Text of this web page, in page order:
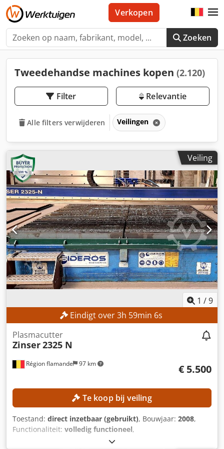
Zoeken
Verkopen
Tweedehandse machines kopen (2.120)
Filter Relevantie
Alle filters verwijderen Veilingen
Veiling
1 /9
Eindigt over3h 59min 3s
Région flamande 97 km
Plasmacutter
Zinser2325 N
€ 5.500
Te koop bij veiling
Toestand: direct inzetbaar (gebruikt), Bouwjaar: 2008,
Functionaliteit: volledig functioneel,
2325 08 1323